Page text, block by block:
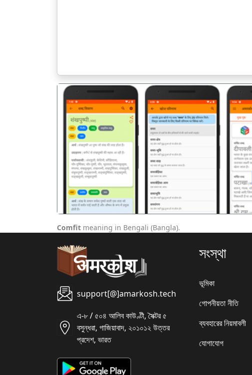
पिछला
Comfit meaning in Bengali (Bangla).
support[@]amarkosh.tech
এ-৮ / ৫০৪ আলিব কাউণ্টী, সৈক্টর ৫
বসুন্ধরা, গাজিয়াবাদ, ২০১০১২ উত্তর
প্রদেশ, ভারত
সংস্থা
ভূমিকা
গোপনীয়তা নীতি
ব্যবহারের নিয়মাবলী
যোগাযোগ